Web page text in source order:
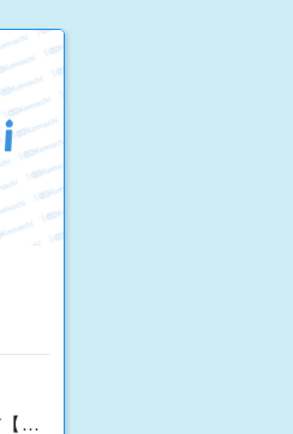
サービスエンジニア【長岡営業所】